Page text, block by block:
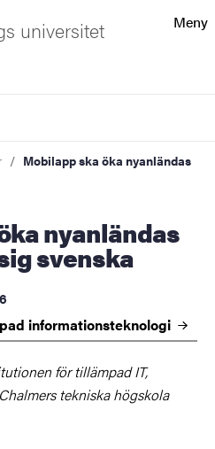
Meny
universitet
Mobilapp ska öka nyanländas
svenska
informationsteknologi
för tillämpad IT,
tekniska högskola